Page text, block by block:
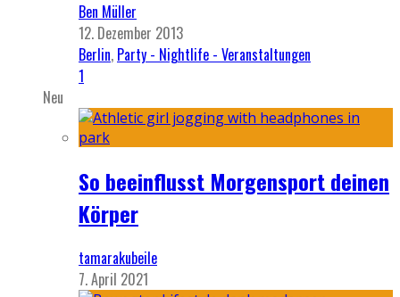
Ben Müller
12. Dezember 2013
Berlin, Party - Nightlife - Veranstaltungen
1
Neu
So beeinflusst Morgensport deinen
Körper
tamarakubeile
7. April 2021